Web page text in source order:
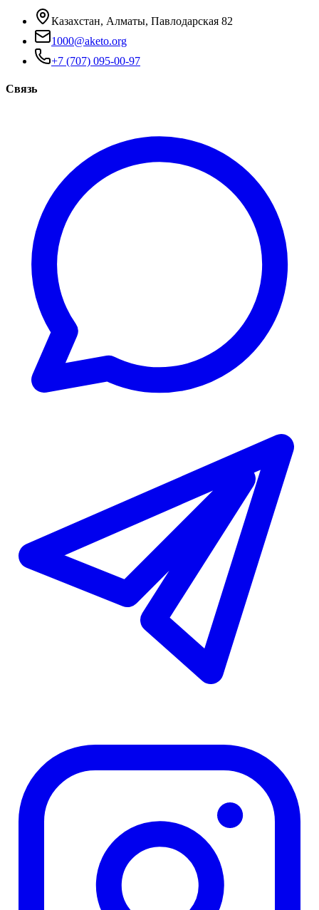
Казахстан, Алматы, Павлодарская 82
1000@aketo.org
+7 (707) 095-00-97
Связь